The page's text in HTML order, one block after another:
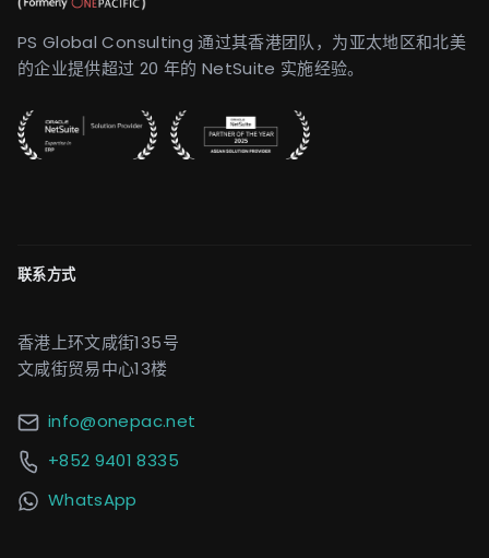
PS Global Consulting 通过其香港团队，为亚太地区和北美
的企业提供超过 20 年的 NetSuite 实施经验。
联系方式
香港上环文咸街135号
文咸街贸易中心13楼
info@onepac.net
+852 9401 8335
WhatsApp